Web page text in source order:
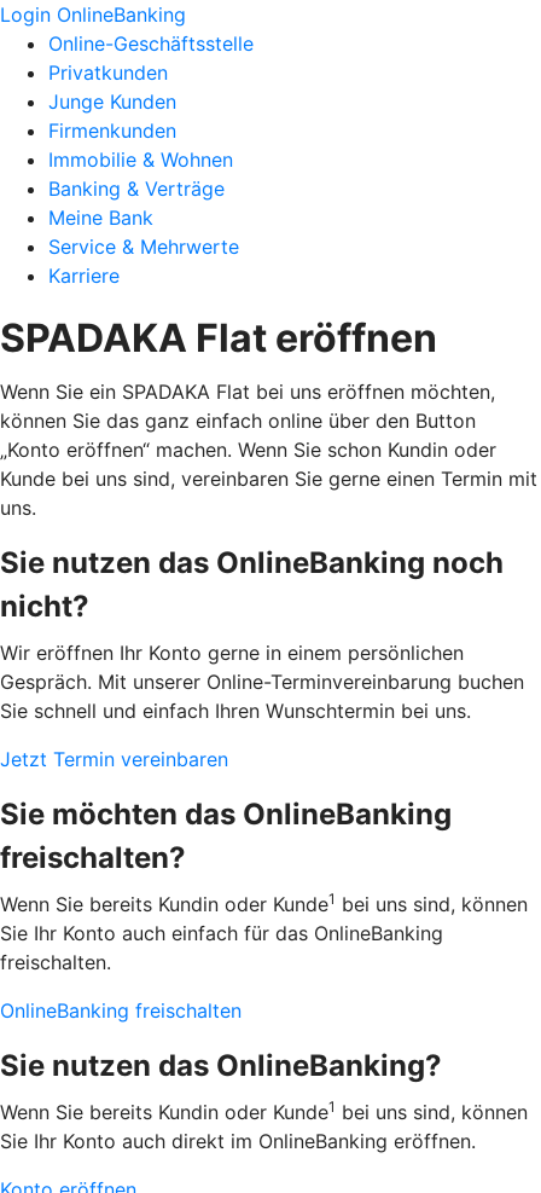
Login OnlineBanking
Online-Geschäftsstelle
Privatkunden
Junge Kunden
Firmenkunden
Immobilie & Wohnen
Banking & Verträge
Meine Bank
Service & Mehrwerte
Karriere
SPADAKA Flat eröffnen
Wenn Sie ein SPADAKA Flat bei uns eröffnen möchten,
können Sie das ganz einfach online über den Button
„Konto eröffnen“ machen. Wenn Sie schon Kundin oder
Kunde bei uns sind, vereinbaren Sie gerne einen Termin mit
uns.
Sie nutzen das OnlineBanking noch
nicht?
Wir eröffnen Ihr Konto gerne in einem persönlichen
Gespräch. Mit unserer Online-Terminvereinbarung buchen
Sie schnell und einfach Ihren Wunschtermin bei uns.
Jetzt Termin vereinbaren
Sie möchten das OnlineBanking
freischalten?
Wenn Sie bereits Kundin oder Kunde1 bei uns sind, können
Sie Ihr Konto auch einfach für das OnlineBanking
freischalten.
OnlineBanking freischalten
Sie nutzen das OnlineBanking?
Wenn Sie bereits Kundin oder Kunde1 bei uns sind, können
Sie Ihr Konto auch direkt im OnlineBanking eröffnen.